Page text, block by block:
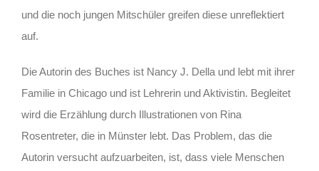
und die noch jungen Mitschüler greifen diese unreflektiert
auf.
Die Autorin des Buches ist Nancy J. Della und lebt mit ihrer
Familie in Chicago und ist Lehrerin und Aktivistin. Begleitet
wird die Erzählung durch Illustrationen von Rina
Rosentreter, die in Münster lebt. Das Problem, das die
Autorin versucht aufzuarbeiten, ist, dass viele Menschen